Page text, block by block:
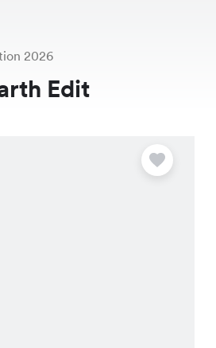
2026
Edit